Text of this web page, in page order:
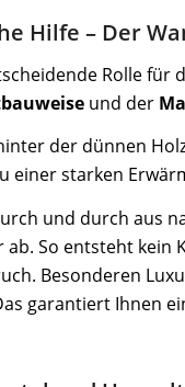
Hilfe – Der
Rolle für
und der
der dünnen
einer starken
und durch aus
So entsteht
Besonderen
garantiert Ihnen